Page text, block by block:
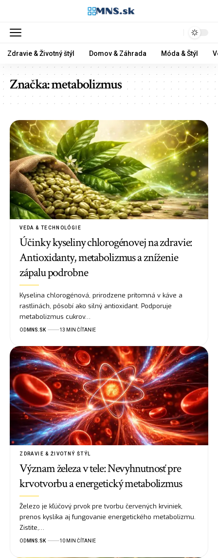
Zdravie & Životný štýl Domov & Záhrada Móda & Štýl
Značka:metabolizmus
VEDA & TECHNOLÓGIE
Účinky kyseliny chlorogénovej na zdravie:
Antioxidanty, metabolizmus a zníženie
zápalu podrobne
Kyselina chlorogénová, prirodzene prítomná v káve a
rastlinách, pôsobí ako silný antioxidant. Podporuje
metabolizmus cukrov…
OD MNS.SK 13 MIN ČÍTANIE
ZDRAVIE & ŽIVOTNÝ ŠTÝL
Význam železa v tele: Nevyhnutnosť pre
krvotvorbu a energetický metabolizmus
Železo je kľúčový prvok pre tvorbu červených krviniek,
prenos kyslíka aj fungovanie energetického metabolizmu.
Zistite,…
OD MNS.SK 10 MIN ČÍTANIE